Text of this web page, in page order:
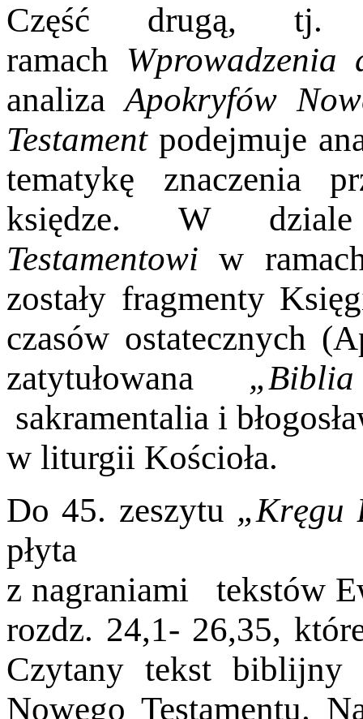
Część drugą,
ramach
analizaApokryfów
Testamentpodejmuje
tematykę znaczenia
księdze. W
Testamentowiw
zostały fragmenty
czasów ostatecznych
zatytułowana
sakramentalia i
w liturgii Kościoła.
Do 45. zeszytu „Kręgu
płyta
z nagraniami tekstów
rozdz. 24,1- 26,35,
Czytany tekst biblijny
Nowego Testamentu.